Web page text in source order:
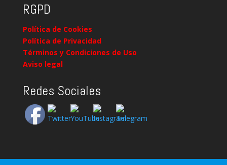
RGPD
Política de Cookies
Política de Privacidad
Términos y Condiciones de Uso
Aviso legal
Redes Sociales